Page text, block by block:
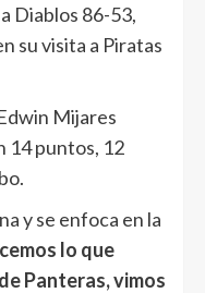
Diablos 86-53,
su visita a Piratas
Mijares
14 puntos, 12
y se enfoca en la
lo que
Panteras, vimos